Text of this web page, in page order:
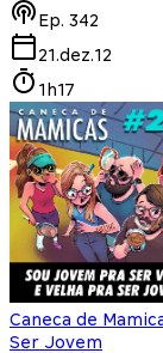
Ep. 342
21.dez.12
1h17
Caneca de
Ser Jovem